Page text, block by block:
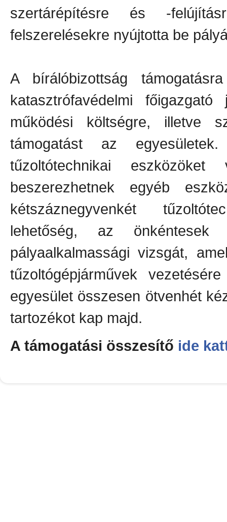
szertárépítésre és -
felszerelésekre nyújtotta be
A bírálóbizottság
katasztrófavédelmi
működési költségre, illetve
támogatást az
tűzoltótechnikai
beszerezhetnek egyéb
kétszáznegyvenkét
lehetőség, az önkéntesek
pályaalkalmassági vizsgát,
tűzoltógépjárművek
egyesület összesen ötvenhét
tartozékot kap majd.
A támogatási összesítő ide